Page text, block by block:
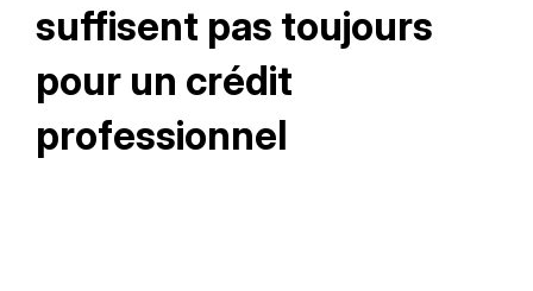
suffisent pas toujours
pour un crédit
professionnel